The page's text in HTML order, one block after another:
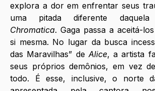
explora a dor em enfrentar seus
Chromatica. Gaga passa a aceitá-
si mesma. No lugar da busca
das Maravilhas” de Alice, a artista
seus próprios demônios, em vez
todo. É esse, inclusive, o norte